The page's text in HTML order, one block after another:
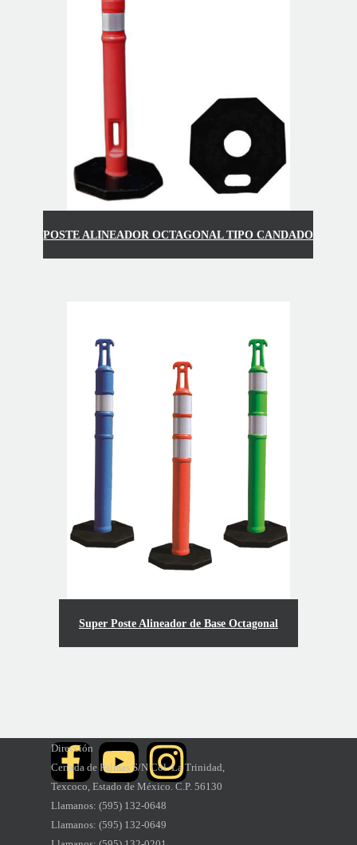
POSTE ALINEADOR OCTAGONAL TIPO CANDADO
Super Poste Alineador de Base Octagonal
Dirección
Cerrada de Palmas S/N Col. La Trinidad,
Texcoco, Estado de México. C.P. 56130
Llamanos: (595) 132-0648
Llamanos: (595) 132-0649